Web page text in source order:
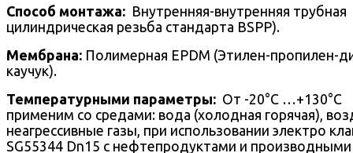
Способ монтажа: Внутренняя-внутренняя трубная
цилиндрическая резьба стандарта BSPP).
Мембрана: Полимерная EPDM (Этилен-пропилен-
каучук).
Температурными параметры: От -20°С …+130°С
применим со средами: вода (холодная горячая),
неагрессивные газы, при использовании электро
SG55344 Dn15 с нефтепродуктами и